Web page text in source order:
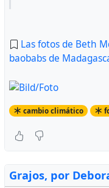
Las fotos de Beth
baobabs de
cambio climático
Grajos, por